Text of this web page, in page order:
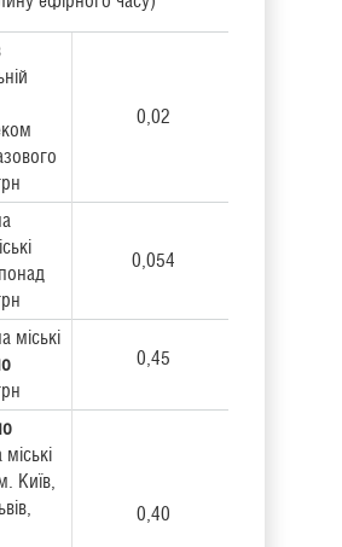
0,02
0,054
міські
0,45
міські
Київ,
0,40